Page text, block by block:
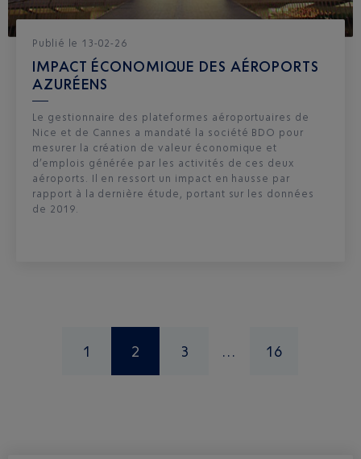
Publié le 13-02-26
IMPACT ÉCONOMIQUE DES AÉROPORTS
AZURÉENS
Le gestionnaire des plateformes aéroportuaires de
Nice et de Cannes a mandaté la société BDO pour
mesurer la création de valeur économique et
d’emplois générée par les activités de ces deux
aéroports. Il en ressort un impact en hausse par
rapport à la dernière étude, portant sur les données
de 2019.
1 2 3 16